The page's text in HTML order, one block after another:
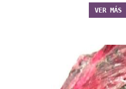
VER MÁS